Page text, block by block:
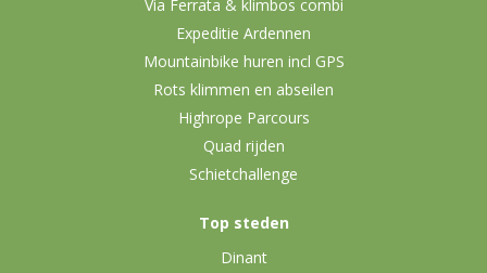
Via Ferrata & klimbos combi
Expeditie Ardennen
Mountainbike huren incl GPS
Rots klimmen en abseilen
Highrope Parcours
Quad rijden
Schietchallenge
Top steden
Dinant